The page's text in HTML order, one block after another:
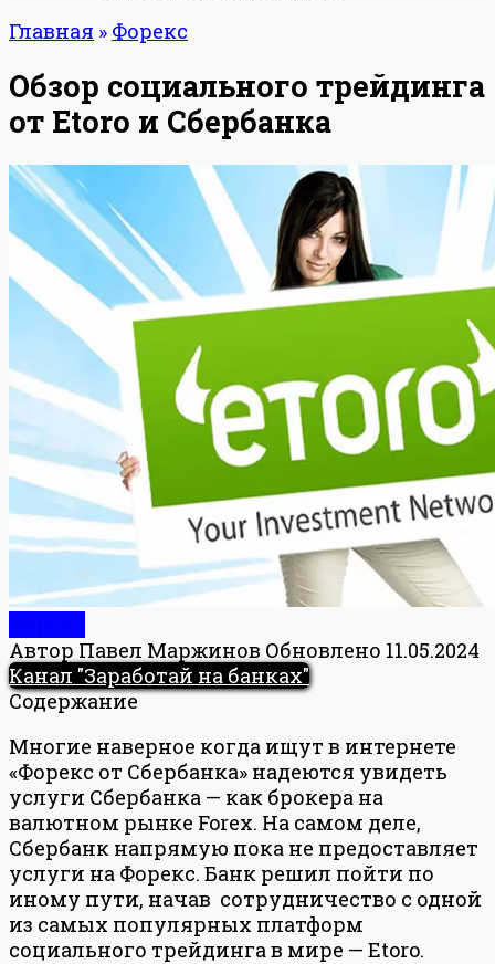
Главная » Форекс
Обзор социального трейдинга
от Etoro и Сбербанка
Автор Павел Маржинов Обновлено 11.05.2024
Канал "Заработай на банках"
Содержание
Многие наверное когда ищут в интернете
«Форекс от Сбербанка» надеются увидеть
услуги Сбербанка — как брокера на
валютном рынке Forex. На самом деле,
Сбербанк напрямую пока не предоставляет
услуги на Форекс. Банк решил пойти по
иному пути, начав сотрудничество с одной
из самых популярных платформ
социального трейдинга в мире — Etoro.